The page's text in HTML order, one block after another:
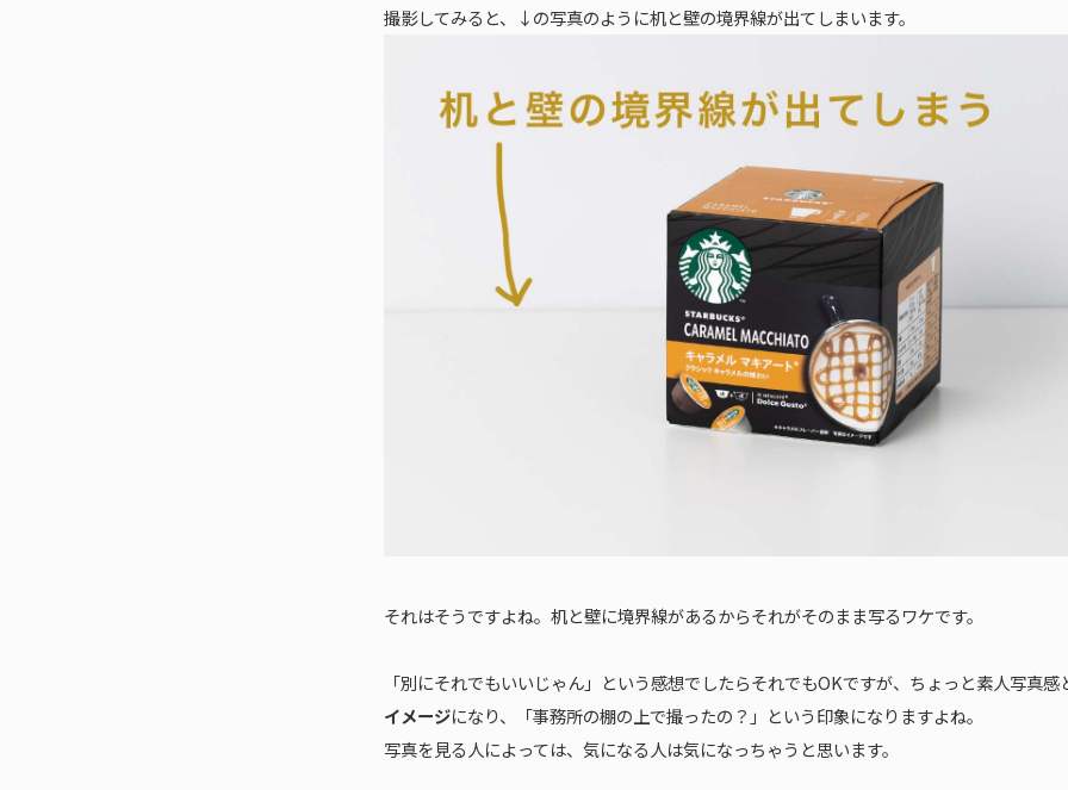
撮影してみると、↓の写真のように机と壁の境界線が出てしまいます。
それはそうですよね。机と壁に境界線があるからそれがそのまま写るワケです。
「別にそれでもいいじゃん」という感想でしたらそれでもOKですが、ちょっと素人写真感
イメージになり、「事務所の棚の上で撮ったの？」という印象になりますよね。
写真を見る人によっては、気になる人は気になっちゃうと思います。